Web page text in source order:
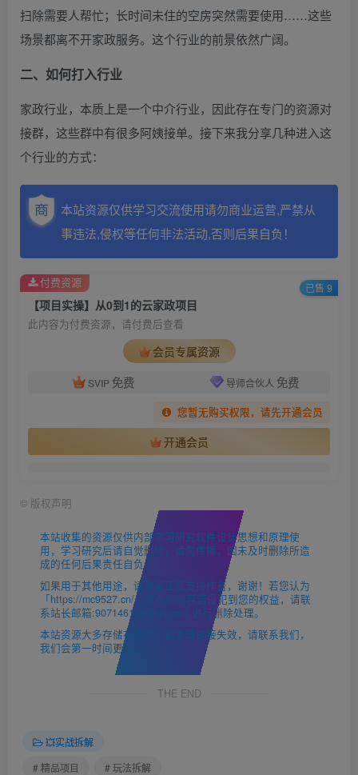
扫除需要人帮忙；长时间未住的空房突然需要使用……这些
场景都离不开家政服务。这个行业的前景依然广阔。
二、如何打入行业
家政行业，本质上是一个中介行业，因此存在专门的资源对
接群，这些群中有很多阿姨接单。接下来我分享几种进入这
个行业的方式：
本站资源仅供学习交流使用请勿商业运营,严禁从
事违法,侵权等任何非法活动,否则后果自负！
【项目实操】从0到1的云家政项目
此内容为付费资源，请付费后查看
会员专属资源
SVIP 免费 导师合伙人 免费
您暂无购买权限，请先开通会员
开通会员
付费资源 已售 9
© 版权声明
本站收集的资源仅供内部学习研究软件设计思想和原理使
用，学习研究后请自觉删除，请勿传播，因未及时删除所造
成的任何后果责任自负。
如果用于其他用途，请购买正版支持作者，谢谢！若您认为
「https://mc9527.cn/」发布的内容若侵犯到您的权益，请联
系站长邮箱:907146180@qq.com 进行删除处理。
本站资源大多存储在云盘，如发现链接失效，请联系我们，
我们会第一时间更新。
THE END
💥实战拆解
# 精品项目
# 玩法拆解